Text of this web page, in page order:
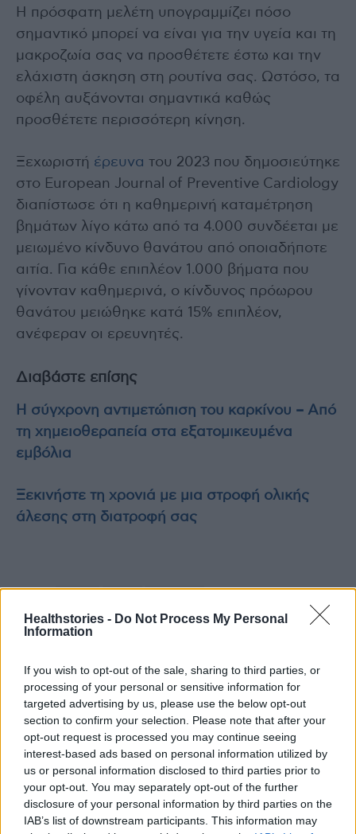
Healthstories - Do Not Process My Personal
Information
If you wish to opt-out of the sale, sharing to third parties, or
processing of your personal or sensitive information for
targeted advertising by us, please use the below opt-out
section to confirm your selection. Please note that after your
opt-out request is processed you may continue seeing
interest-based ads based on personal information utilized by
us or personal information disclosed to third parties prior to
your opt-out. You may separately opt-out of the further
disclosure of your personal information by third parties on the
IAB’s list of downstream participants. This information may
Η πρόσφατη μελέτη υπογραμμίζει πόσο
σημαντικό μπορεί να είναι για την υγεία και τη
μακροζωία σας να προσθέτετε έστω και την
ελάχιστη άσκηση στη ρουτίνα σας. Ωστόσο, τα
οφέλη αυξάνονται σημαντικά καθώς
προσθέτετε περισσότερη κίνηση.
Ξεχωριστή έρευνα του 2023 που δημοσιεύτηκε
στο European Journal of Preventive Cardiology
διαπίστωσε ότι η καθημερινή καταμέτρηση
βημάτων λίγο κάτω από τα 4.000 συνδέεται με
μειωμένο κίνδυνο θανάτου από οποιαδήποτε
αιτία. Για κάθε επιπλέον 1.000 βήματα που
γίνονταν καθημερινά, ο κίνδυνος πρόωρου
θανάτου μειώθηκε κατά 15% επιπλέον,
ανέφεραν οι ερευνητές.
Διαβάστε επίσης
Η σύγχρονη αντιμετώπιση του καρκίνου – Από
τη χημειοθεραπεία στα εξατομικευμένα
εμβόλια
Ξεκινήστε τη χρονιά με μια στροφή ολικής
άλεσης στη διατροφή σας
healthstories